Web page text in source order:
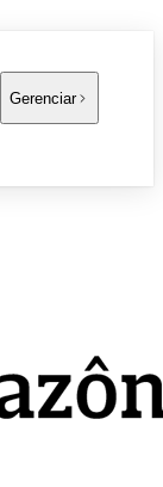
Gerenciar